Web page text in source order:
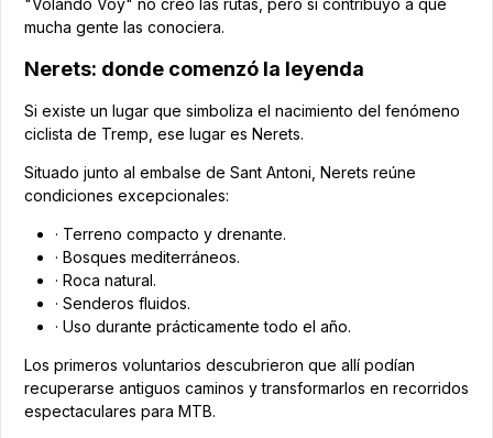
mucha gente las conociera.
Nerets: donde comenzó la leyenda
Si existe un lugar que simboliza el nacimiento del fenómeno
ciclista de Tremp, ese lugar es Nerets.
Situado junto al embalse de Sant Antoni, Nerets reúne
condiciones excepcionales:
· Terreno compacto y drenante.
· Bosques mediterráneos.
· Roca natural.
· Senderos fluidos.
· Uso durante prácticamente todo el año.
Los primeros voluntarios descubrieron que allí podían
recuperarse antiguos caminos y transformarlos en recorridos
espectaculares para MTB.